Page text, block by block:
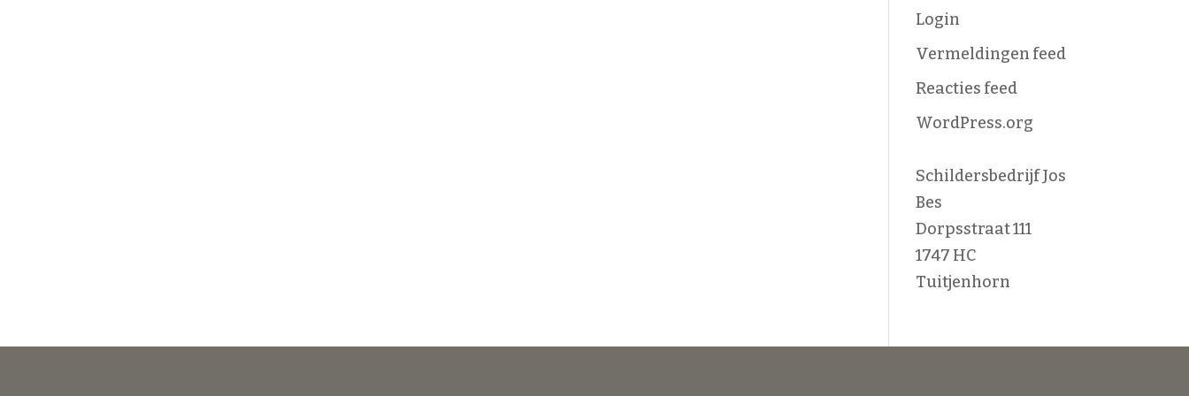
Login
Vermeldingen feed
Reacties feed
WordPress.org
Schildersbedrijf Jos
Bes
Dorpsstraat 111
1747 HC
Tuitjenhorn